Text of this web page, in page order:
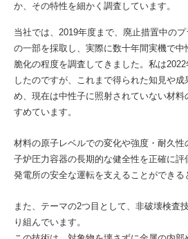
か、その特性を細かく調査しています。
当社では、2019年度まで、廃止措置中の
の一部を採取し、実際に数十年間実機で
脆化の程度を調査してきました。私は
したのですが、これまで得られた知見や
め、現在は中性子に照射されていない材
すめています。
材料の原子レベルでの変化や強度・耐久
子炉圧力容器の長期的な健全性を正確に評
発電所の安全な運転を支えることができる
また、テーマの2つ目として、非破壊検査
り組んでいます。